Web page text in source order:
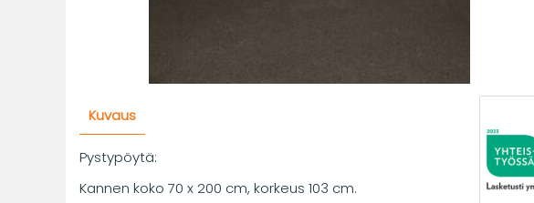
Kuvaus
Pystypöytä:
Kannen koko 70 x 200 cm, korkeus 103 cm.